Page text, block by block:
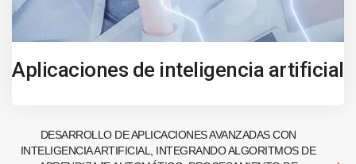
Aplicaciones de inteligencia artificial
DESARROLLO DE APLICACIONES AVANZADAS CON
INTELIGENCIA ARTIFICIAL, INTEGRANDO ALGORITMOS DE